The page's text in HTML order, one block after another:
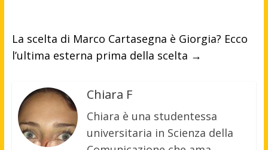
La scelta di Marco Cartasegna è Giorgia? Ecco
l’ultima esterna prima della scelta →
Chiara F
Chiara è una studentessa
universitaria in Scienza della